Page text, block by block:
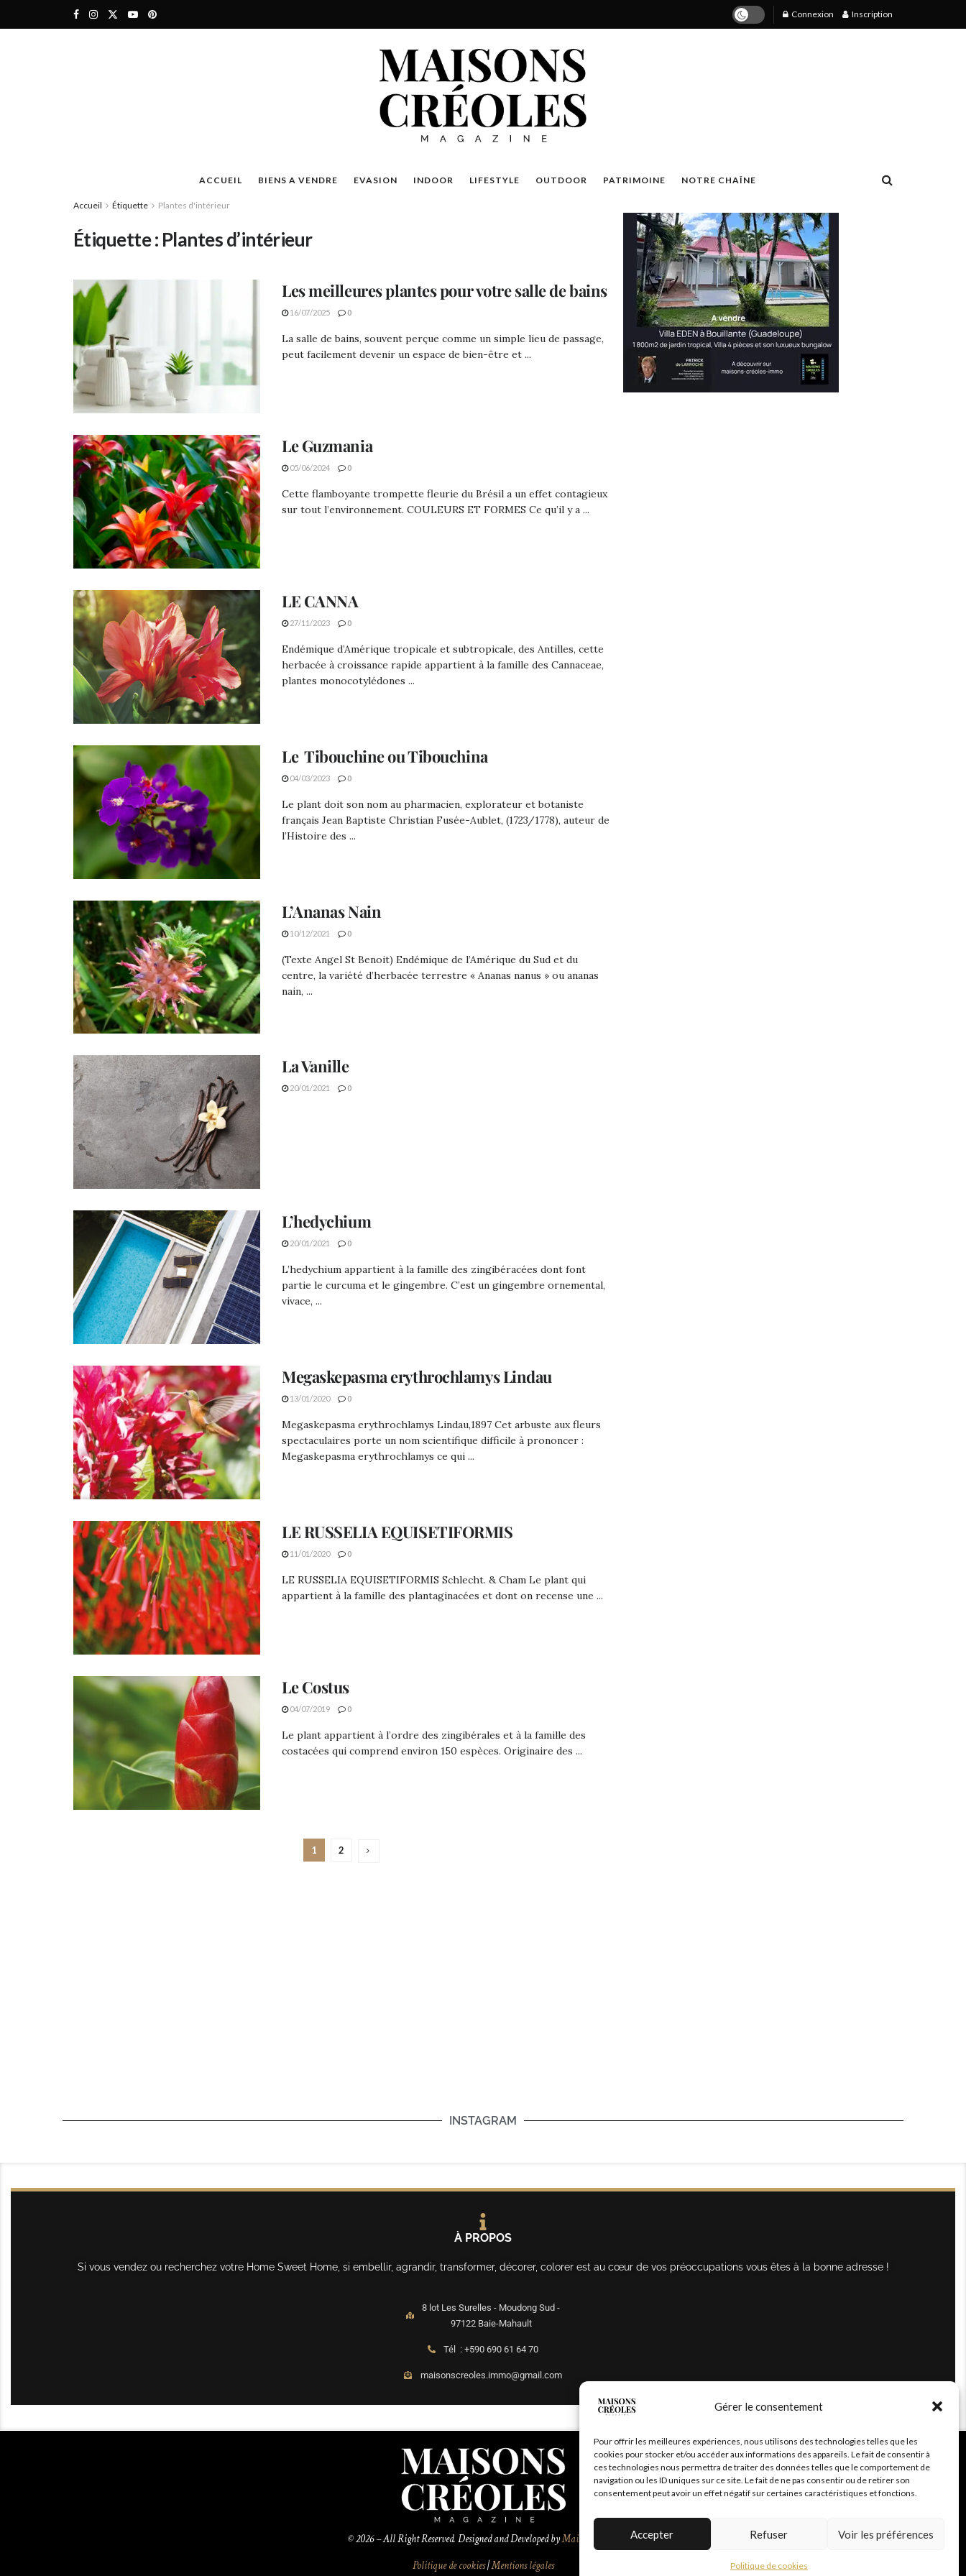
Gérer le consentement
Pour offrir les meilleures expériences, nous utilisons des technologies telles que les
cookies pour stocker et/ou accéder aux informations des appareils. Le fait de consentir à
ces technologies nous permettra de traiter des données telles que le comportement de
navigation ou les ID uniques sur ce site. Le fait de ne pas consentir ou de retirer son
consentement peut avoir un effet négatif sur certaines caractéristiques et fonctions.
Accepter Refuser Voir les préférences
Politique de cookies
Connexion Inscription
ACCUEIL BIENS A VENDRE EVASION INDOOR LIFESTYLE OUTDOOR PATRIMOINE NOTRE CHAÎNE
Accueil Étiquette Plantes d'intérieur
Étiquette : Plantes d’intérieur
Les meilleures plantes pour votre salle de bains
16/07/2025 0
La salle de bains, souvent perçue comme un simple lieu de passage,
peut facilement devenir un espace de bien-être et ...
Le Guzmania
05/06/2024 0
Cette flamboyante trompette fleurie du Brésil a un effet contagieux
sur tout l’environnement. COULEURS ET FORMES Ce qu’il y a ...
LE CANNA
27/11/2023 0
Endémique d’Amérique tropicale et subtropicale, des Antilles, cette
herbacée à croissance rapide appartient à la famille des Cannaceae,
plantes monocotylédones ...
Le Tibouchine ou Tibouchina
04/03/2023 0
Le plant doit son nom au pharmacien, explorateur et botaniste
français Jean Baptiste Christian Fusée-Aublet, (1723/1778), auteur de
l’Histoire des ...
L’Ananas Nain
10/12/2021 0
(Texte Angel St Benoit) Endémique de l’Amérique du Sud et du
centre, la variété d’herbacée terrestre « Ananas nanus » ou ananas
nain, ...
La Vanille
20/01/2021 0
L’hedychium
20/01/2021 0
L’hedychium appartient à la famille des zingibéracées dont font
partie le curcuma et le gingembre. C’est un gingembre ornemental,
vivace, ...
Megaskepasma erythrochlamys Lindau
13/01/2020 0
Megaskepasma erythrochlamys Lindau,1897 Cet arbuste aux fleurs
spectaculaires porte un nom scientifique difficile à prononcer :
Megaskepasma erythrochlamys ce qui ...
LE RUSSELIA EQUISETIFORMIS
11/01/2020 0
LE RUSSELIA EQUISETIFORMIS Schlecht. & Cham Le plant qui
appartient à la famille des plantaginacées et dont on recense une ...
Le Costus
04/07/2019 0
Le plant appartient à l’ordre des zingibérales et à la famille des
costacées qui comprend environ 150 espèces. Originaire des ...
1 2
INSTAGRAM
À PROPOS
Si vous vendez ou recherchez votre Home Sweet Home, si embellir, agrandir, transformer, décorer, colorer est au cœur de vos préoccupations vous êtes à la bonne adresse !
8 lot Les Surelles - Moudong Sud -
97122 Baie-Mahault
Tél : +590 690 61 64 70
maisonscreoles.immo@gmail.com
© 2026 – All Right Reserved. Designed and Developed byMaisonCréoles
Politique de cookies|Mentions légales